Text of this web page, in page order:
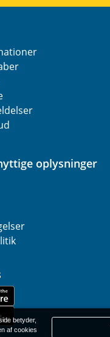
oplysninger
betyder,
af cookies